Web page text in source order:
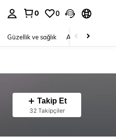
0 0
Güzellik ve sağlık Ayakkabı
Takip Et
32 Takipçiler